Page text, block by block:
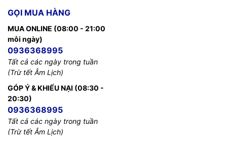
GỌI MUA HÀNG
MUA ONLINE (08:00 - 21:00
mỗi ngày)
0936368995
Tất cả các ngày trong tuần
(Trừ tết Âm Lịch)
GÓP Ý & KHIẾU NẠI (08:30 -
20:30)
0936368995
Tất cả các ngày trong tuần
(Trừ tết Âm Lịch)